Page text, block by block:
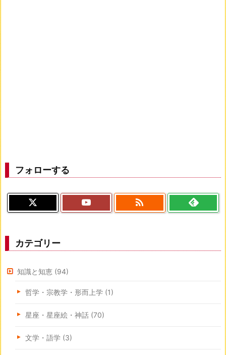
フォローする

カテゴリー
知識と知恵 (94)
哲学・宗教学・形而上学 (1)
星座・星座絵・神話 (70)
文学・語学 (3)